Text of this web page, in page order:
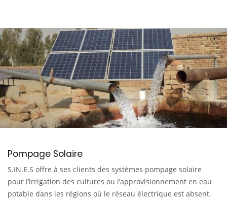
Pompage Solaire
S.IN.E.S offre à ses clients des systèmes pompage solaire
pour l’irrigation des cultures ou l’approvisionnement en eau
potable dans les régions où le réseau électrique est absent.